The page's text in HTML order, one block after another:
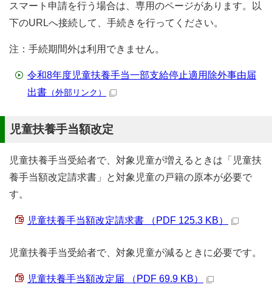
スマート申請を行う場合は、専用のページがあります。以
下のURLへ接続して、手続きを行ってください。
注：手続期間外は利用できません。
令和8年度児童扶養手当一部支給停止適用除外事由届
出書 （外部リンク）
児童扶養手当額改定
児童扶養手当受給者で、対象児童が増えるときは「児童扶
養手当額改定請求書」と対象児童の戸籍の原本が必要で
す。
児童扶養手当額改定請求書 （PDF 125.3 KB）
児童扶養手当受給者で、対象児童が減るときに必要です。
児童扶養手当額改定届 （PDF 69.9 KB）